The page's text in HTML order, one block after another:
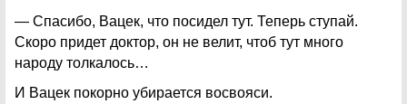
— Спасибо, Вацек, что посидел тут. Теперь ступай.
Скоро придет доктор, он не велит, чтоб тут много
народу толкалось…
И Вацек покорно убирается восвояси.